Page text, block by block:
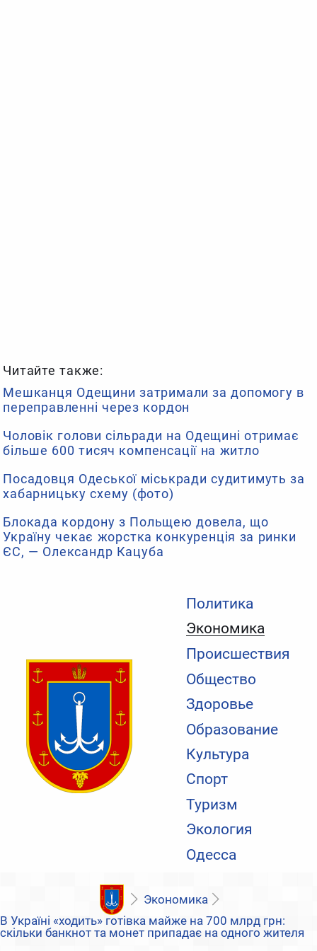
Политика
Экономика
Происшествия
Общество
Здоровье
Образование
Культура
Спорт
Туризм
Экология
Одесса
Читайте также:
Мешканця Одещини затримали за допомогу в
переправленні через кордон
Чоловік голови сільради на Одещині отримає
більше 600 тисяч компенсації на житло
Посадовця Одеської міськради судитимуть за
хабарницьку схему (фото)
Блокада кордону з Польщею довела, що
Україну чекає жорстка конкуренція за ринки
ЄС, — Олександр Кацуба
Экономика
В Україні «ходить» готівка майже на 700 млрд грн:
скільки банкнот та монет припадає на одного жителя